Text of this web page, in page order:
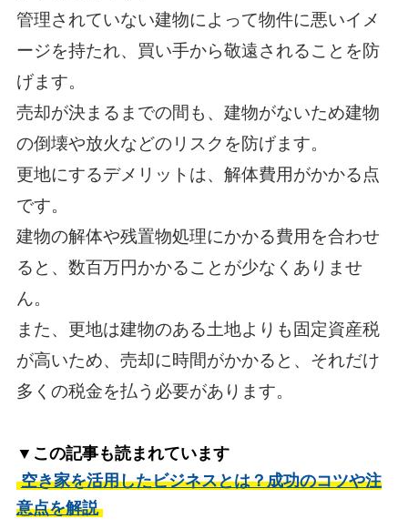
管理されていない建物によって物件に悪いイメ
ージを持たれ、買い手から敬遠されることを防
げます。
売却が決まるまでの間も、建物がないため建物
の倒壊や放火などのリスクを防げます。
更地にするデメリットは、解体費用がかかる点
です。
建物の解体や残置物処理にかかる費用を合わせ
ると、数百万円かかることが少なくありませ
ん。
また、更地は建物のある土地よりも固定資産税
が高いため、売却に時間がかかると、それだけ
多くの税金を払う必要があります。
▼この記事も読まれています
空き家を活用したビジネスとは？成功のコツや注
意点を解説